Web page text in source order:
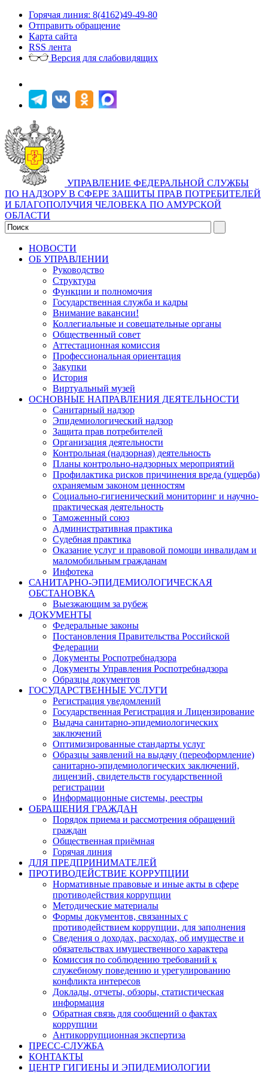
Горячая линия: 8(4162)49-49-80
Отправить обращение
Карта сайта
RSS лента
Версия для слабовидящих
УПРАВЛЕНИЕ ФЕДЕРАЛЬНОЙ СЛУЖБЫ
ПО НАДЗОРУ В СФЕРЕ ЗАЩИТЫ ПРАВ ПОТРЕБИТЕЛЕЙ
И БЛАГОПОЛУЧИЯ ЧЕЛОВЕКА ПО АМУРСКОЙ
ОБЛАСТИ
НОВОСТИ
ОБ УПРАВЛЕНИИ
Руководство
Структура
Функции и полномочия
Государственная служба и кадры
Внимание вакансии!
Коллегиальные и совещательные органы
Общественный совет
Аттестационная комиссия
Профессиональная ориентация
Закупки
История
Виртуальный музей
ОСНОВНЫЕ НАПРАВЛЕНИЯ ДЕЯТЕЛЬНОСТИ
Санитарный надзор
Эпидемиологический надзор
Защита прав потребителей
Организация деятельности
Контрольная (надзорная) деятельность
Планы контрольно-надзорных мероприятий
Профилактика рисков причинения вреда (ущерба)
охраняемым законом ценностям
Социально-гигиенический мониторинг и научно-
практическая деятельность
Таможенный союз
Административная практика
Судебная практика
Оказание услуг и правовой помощи инвалидам и
маломобильным гражданам
Инфотека
САНИТАРНО-ЭПИДЕМИОЛОГИЧЕСКАЯ
ОБСТАНОВКА
Выезжающим за рубеж
ДОКУМЕНТЫ
Федеральные законы
Постановления Правительства Российской
Федерации
Документы Роспотребнадзора
Документы Управления Роспотребнадзора
Образцы документов
ГОСУДАРСТВЕННЫЕ УСЛУГИ
Регистрация уведомлений
Государственная Регистрация и Лицензирование
Выдача санитарно-эпидемиологических
заключений
Оптимизированные стандарты услуг
Образцы заявлений на выдачу (переоформление)
санитарно-эпидемиологических заключений,
лицензий, свидетельств государственной
регистрации
Информационные системы, реестры
ОБРАЩЕНИЯ ГРАЖДАН
Порядок приема и рассмотрения обращений
граждан
Общественная приёмная
Горячая линия
ДЛЯ ПРЕДПРИНИМАТЕЛЕЙ
ПРОТИВОДЕЙСТВИЕ КОРРУПЦИИ
Нормативные правовые и иные акты в сфере
противодействия коррупции
Методические материалы
Формы документов, связанных с
противодействием коррупции, для заполнения
Сведения о доходах, расходах, об имуществе и
обязательствах имущественного характера
Комиссия по соблюдению требований к
служебному поведению и урегулированию
конфликта интересов
Доклады, отчеты, обзоры, статистическая
информация
Обратная связь для сообщений о фактах
коррупции
Антикоррупционная экспертиза
ПРЕСС-СЛУЖБА
КОНТАКТЫ
ЦЕНТР ГИГИЕНЫ И ЭПИДЕМИОЛОГИИ